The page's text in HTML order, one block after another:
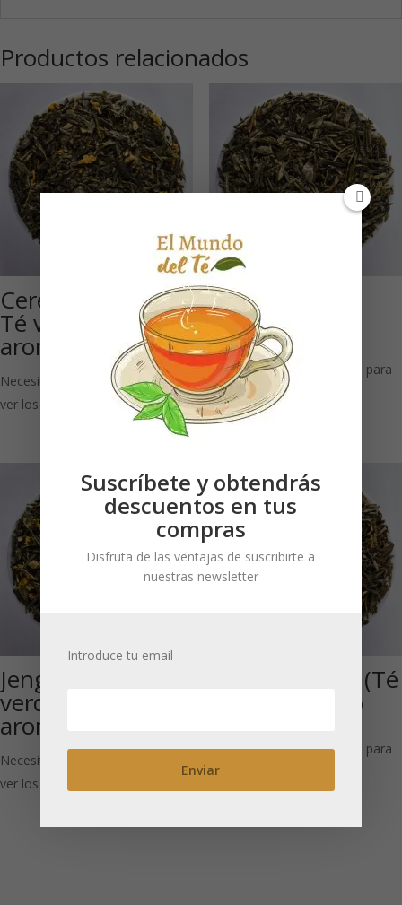
Productos relacionados
Cereza Japonesa:
Té verde
aromatizado
Necesitas estar registrado para
ver los precios
Anaberry (Té
verde
aromatizado)
Necesitas estar registrado para
ver los precios
Jengibre (Té
verde
aromatizado)
Necesitas estar registrado para
ver los precios
Saúco Picante (Té
verde y blanco
Necesitas estar registrado para
ver los precios
Suscríbete y obtendrás
descuentos en tus
compras
Disfruta de las ventajas de suscribirte a
nuestras newsletter
Introduce tu email